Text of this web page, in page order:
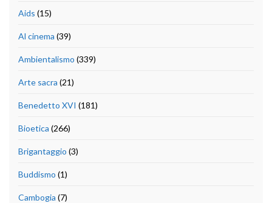
Aids (15)
Al cinema (39)
Ambientalismo (339)
Arte sacra (21)
Benedetto XVI (181)
Bioetica (266)
Brigantaggio (3)
Buddismo (1)
Cambogia (7)